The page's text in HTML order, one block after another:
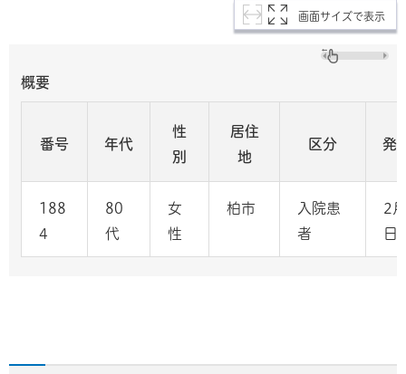
画面サイズで表示
概要
番号 年代
性
別
居住
地
区分 発
188
4
80
代
女
性
柏市
入院患
者
2
日